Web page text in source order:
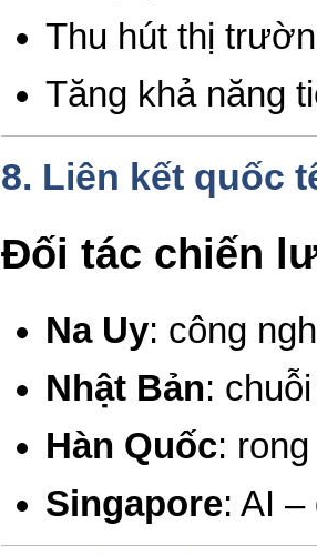
Thu hút thị
Tăng khả năng
8. Liên kết quốc
Đối tác chiến
Na Uy: công
Nhật Bản:
Hàn Quốc:
Singapore: AI